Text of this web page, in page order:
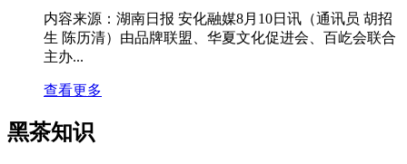
内容来源：湖南日报 安化融媒8月10日讯（通讯员 胡招
生 陈历清）由品牌联盟、华夏文化促进会、百屹会联合
主办...
查看更多
黑茶知识